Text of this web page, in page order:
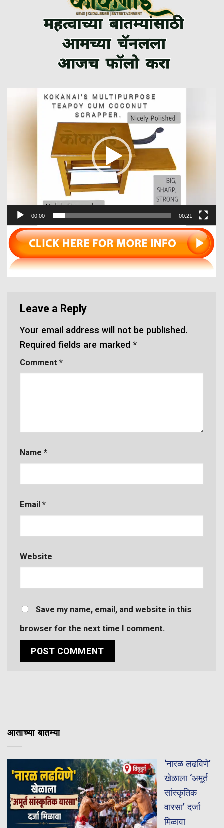
00:00 00:21
Leave a Reply
Your email address will not be published.
Required fields are marked *
Comment *
Name *
Email *
Website
Save my name, email, and website in this
browser for the next time I comment.
आताच्या बातम्या
‘नारळ लढविणे’
खेळाला ‘अमूर्त
सांस्कृतिक
वारसा’ दर्जा
मिळावा